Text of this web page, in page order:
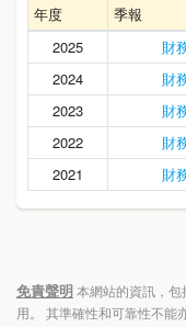
年度 季報
2025
財
2024
財
2023
財
2022
財
2021
財
免責聲明本網站的資訊，
用。 其準確性和可靠性不能